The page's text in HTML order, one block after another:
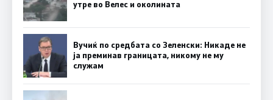
утре во Велес и околината
Вучиќ по средбата со Зеленски: Никаде не
ја преминав границата, никому не му
служам